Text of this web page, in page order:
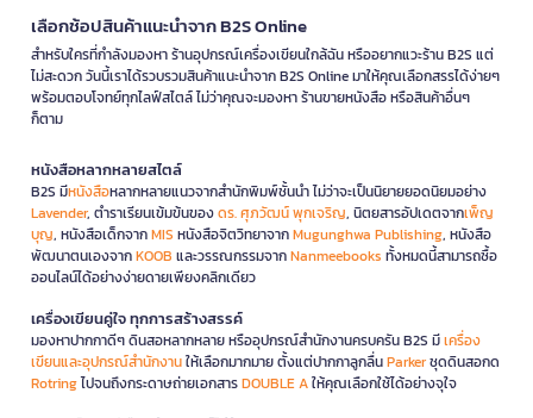
เลือกช้อปสินค้าแนะนำจาก B2S Online
สำหรับใครที่กำลังมองหา ร้านอุปกรณ์เครื่องเขียนใกล้ฉัน หรืออยากแวะร้าน B2S แต่
ไม่สะดวก วันนี้เราได้รวบรวมสินค้าแนะนำจาก B2S Online มาให้คุณเลือกสรรได้ง่ายๆ
พร้อมตอบโจทย์ทุกไลฟ์สไตล์ ไม่ว่าคุณจะมองหา ร้านขายหนังสือ หรือสินค้าอื่นๆ
ก็ตาม
หนังสือหลากหลายสไตล์
B2S มีหนังสือหลากหลายแนวจากสำนักพิมพ์ชั้นนำ ไม่ว่าจะเป็นนิยายยอดนิยมอย่าง
Lavender, ตำราเรียนเข้มข้นของดร. ศุภวัฒน์ พุกเจริญ, นิตยสารอัปเดตจากเพ็ญ
บุญ, หนังสือเด็กจากMIS หนังสือจิตวิทยาจากMugunghwa Publishing, หนังสือ
พัฒนาตนเองจากKOOB และวรรณกรรมจากNanmeebooks ทั้งหมดนี้สามารถซื้อ
ออนไลน์ได้อย่างง่ายดายเพียงคลิกเดียว
เครื่องเขียนคู่ใจ ทุกการสร้างสรรค์
มองหาปากกาดีๆ ดินสอหลากหลาย หรืออุปกรณ์สำนักงานครบครัน B2S มีเครื่อง
เขียนและอุปกรณ์สำนักงานให้เลือกมากมาย ตั้งแต่ปากกาลูกลื่นParkerชุดดินสอกด
Rotringไปจนถึงกระดาษถ่ายเอกสารDOUBLE Aให้คุณเลือกใช้ได้อย่างจุใจ